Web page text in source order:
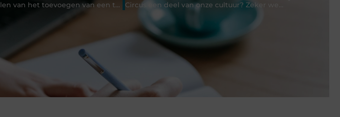
De voordelen van het toevoegen van een terrasverwarmer aan je tuin